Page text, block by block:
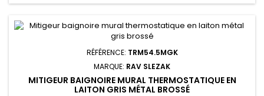
RÉFÉRENCE: TRM54.5MGK
MARQUE: RAV SLEZAK
MITIGEUR BAIGNOIRE MURAL THERMOSTATIQUE EN
LAITON GRIS MÉTAL BROSSÉ